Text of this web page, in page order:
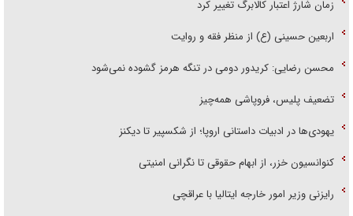
زمان شارژ اعتبار کالابرگ تغییر کرد
اربعین حسینی (ع) از منظر فقه و روایت
محسن رضایی: کریدور دومی در تنگه هرمز گشوده نمی‌شود
تضعیف پلیس، فروپاشی همه‌چیز
یهودی‌ها در ادبیات داستانی اروپا؛ از شکسپیر تا دیکنز
کنوانسیون خزر، از ابهام حقوقی تا نگرانی امنیتی
رایزنی وزیر امور خارجه ایتالیا با عراقچی